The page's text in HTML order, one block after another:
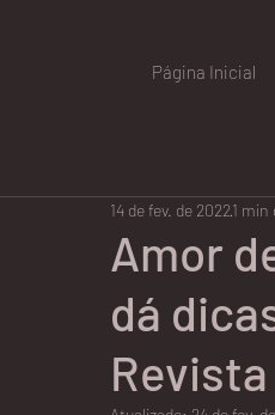
Página Inicial
Amor
dá
14 de fev. de 20221 min